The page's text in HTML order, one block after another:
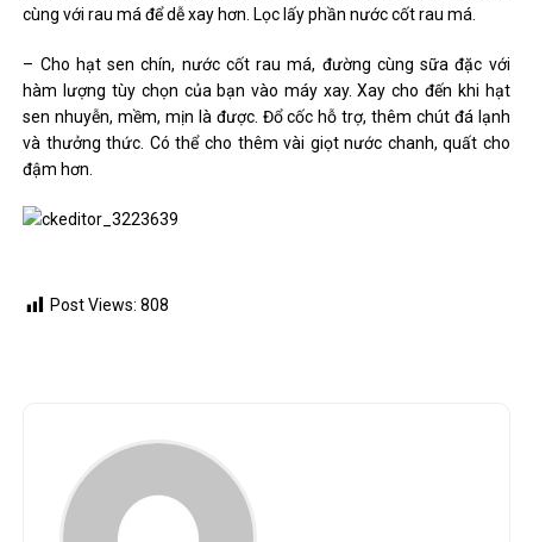
cùng với rau má để dễ xay hơn. Lọc lấy phần nước cốt rau má.
– Cho hạt sen chín, nước cốt rau má, đường cùng sữa đặc với
hàm lượng tùy chọn của bạn vào máy xay. Xay cho đến khi hạt
sen nhuyễn, mềm, mịn là được. Đổ cốc hỗ trợ, thêm chút đá lạnh
và thưởng thức. Có thể cho thêm vài giọt nước chanh, quất cho
đậm hơn.
Post Views: 808